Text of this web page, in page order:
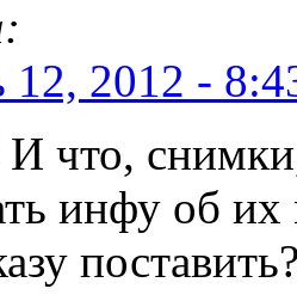
12, 2012 -
что,
инфу об их